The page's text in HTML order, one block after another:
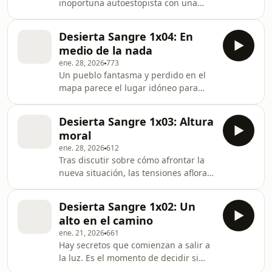
Marcia: Inés Aldea Verónica: Mayte
Mira Camionero: Julio López
Mochilero 1: Carlos Toral Mo
inoportuna autoestopista con una
Paula del Fierro Producción: Víctor
Blanco, Miguel Ángel Expósito,
Gabriel Brandariz, Lucía Rodríguez y
Bernardo Corral Actores: Ulloa:
Eduardo Bosch Iván: David Robles
Marcia: Inés Aldea Verónica: Mayte
Mira Camionero: Julio L
Desierta Sangre 1x04: En
medio de la nada
ene. 28, 2026773
Un pueblo fantasma y perdido en el
mapa parece el lugar idóneo para
Paula del Fierro Producción: Víctor
Blanco, Miguel Ángel Expósito,
Gabriel Brandariz, Lucía Rodríguez y
Bernardo Corral Actores: Ulloa:
Eduardo Bosch Iván: David Robles
Marcia: Inés Aldea Verónica: Mayte
Mira Camionero: Julio López
Desierta Sangre 1x03: Altura
moral
ene. 28, 2026612
Tras discutir sobre cómo afrontar la
nueva situación, las tensiones afloran
Paula del Fierro Producción: Víctor
Blanco, Miguel Ángel Expósito,
Gabriel Brandariz, Lucía Rodríguez y
Bernardo Corral Actores: Ulloa:
Eduardo Bosch Iván: David Robles
Desierta Sangre 1x02: Un
alto en el camino
ene. 21, 2026661
Hay secretos que comienzan a salir a
la luz. Es el momento de decidir si